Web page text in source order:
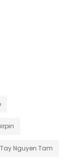
Nguyen Tam